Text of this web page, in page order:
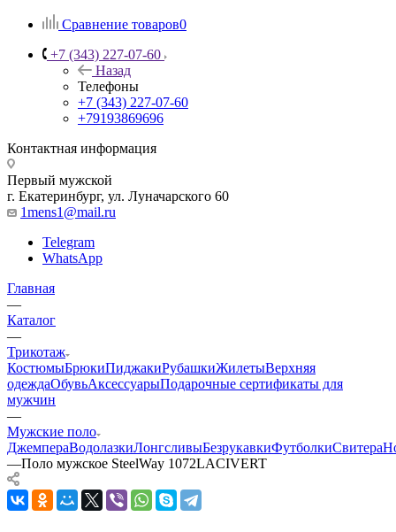
Сравнение товаров0
+7 (343) 227-07-60
Назад
Телефоны
+7 (343) 227-07-60
+79193869696
Контактная информация
Первый мужской
г. Екатеринбург, ул. Луначарского 60
1mens1@mail.ru
Telegram
WhatsApp
Главная
—
Каталог
—
Трикотаж
КостюмыБрюкиПиджакиРубашкиЖилетыВерхняя
одеждаОбувьАксессуарыПодарочные сертификаты для
мужчин
—
Мужские поло
ДжемпераВодолазкиЛонгсливыБезрукавкиФутболкиСвитера
—Поло мужское SteelWay 1072LACIVERT